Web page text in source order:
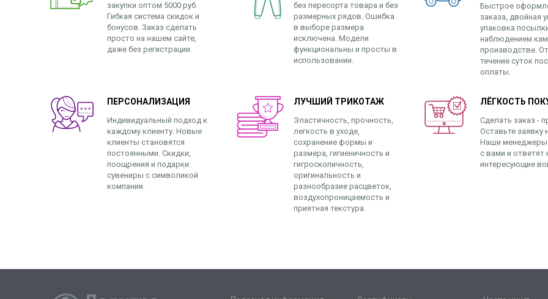
закупки оптом 5000 руб.
Гибкая система скидок и
бонусов. Заказ сделать
просто на нашем сайте,
даже без регистрации.
без пересорта товара и без
размерных рядов. Ошибка
в выборе размера
исключена. Модели
функциональны и просты в
использовании.
Быстрое
заказа, двойная
упаковка
наблюдением
производстве.
течение суток
оплаты.
ПЕРСОНАЛИЗАЦИЯ
Индивидуальный подход к
каждому клиенту. Новые
клиенты становятся
постоянными. Скидки,
поощрения и подарки:
сувениры с символикой
компании.
ЛУЧШИЙ ТРИКОТАЖ
Эластичность, прочность,
легкость в уходе,
сохранение формы и
размера, гигиеничность и
гигроскопичность,
оригинальность и
разнообразие расцветок,
воздухопроницаемость и
приятная текстура.
ЛЁГКОСТЬ
Сделать заказ -
Оставьте заявку
Наши менеджеры
с вами и ответят
интересующие